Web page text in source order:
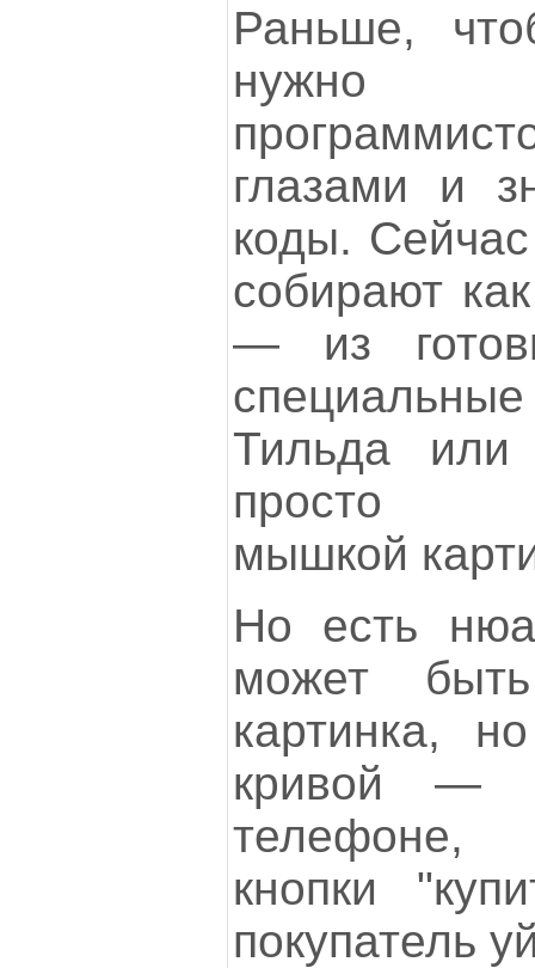
Раньше,
нужно
глазами и
коды.
собирают
— из
специальные
Тильда
просто
мышкой
Но есть
может
картинка,
кривой —
телефоне,
кнопки
покупатель